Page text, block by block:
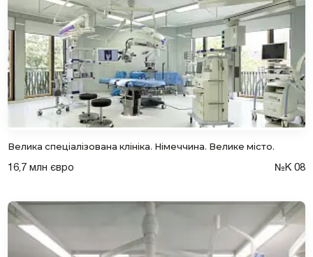
Велика спеціалізована клініка. Німеччина. Велике місто.
16,7 млн євро №К 08